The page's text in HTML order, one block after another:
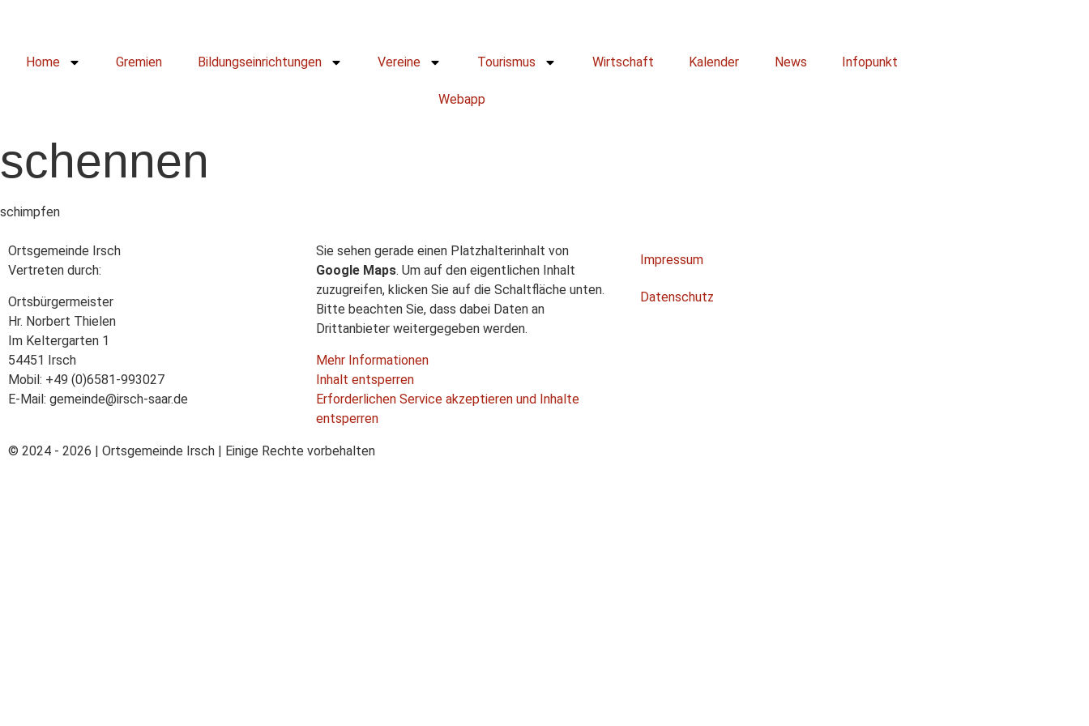
Home Gremien Bildungseinrichtungen Vereine Tourismus Wirtschaft Kalender News Infopunkt
Webapp
schennen
schimpfen
Ortsgemeinde Irsch
Vertreten durch:
Ortsbürgermeister
Hr. Norbert Thielen
Im Keltergarten 1
54451 Irsch
Mobil: +49 (0)6581-993027
E-Mail: gemeinde@irsch-saar.de
Sie sehen gerade einen Platzhalterinhalt von
Google Maps. Um auf den eigentlichen Inhalt
zuzugreifen, klicken Sie auf die Schaltfläche unten.
Bitte beachten Sie, dass dabei Daten an
Drittanbieter weitergegeben werden.
Mehr Informationen
Inhalt entsperren
Erforderlichen Service akzeptieren und Inhalte
entsperren
Impressum
Datenschutz
© 2024 - 2026 | Ortsgemeinde Irsch | Einige Rechte vorbehalten